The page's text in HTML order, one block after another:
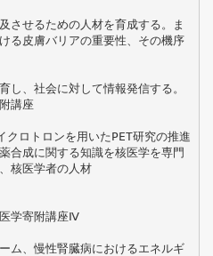
させるための人材を育成する。ま
る皮膚バリアの重要性、その機序
し、社会に対して情報発信する。
講座
トロンを用いたPET研究の推進
合成に関する知識を核医学を専門
核医学者の人材
学寄附講座Ⅳ
ム、慢性腎臓病におけるエネルギ